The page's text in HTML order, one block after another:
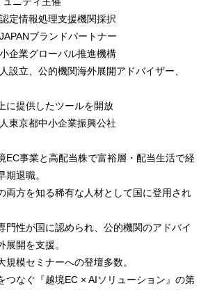
定情報処理支援機関採択
ブランドパートナー
企業グローバル推進機構
設立、公的機関海外展開アドバイザー、
に提供したツールを開放
東京都中小企業振興公社
EC事業と高配当株で富裕層・配当生活で経
退職。
両方を知る稀有な人材として国に登用され
門性が国に認められ、公的機関のアドバイ
開を支援。
模セミナーへの登壇多数。
つなぐ『越境EC × AIソリューション』の第